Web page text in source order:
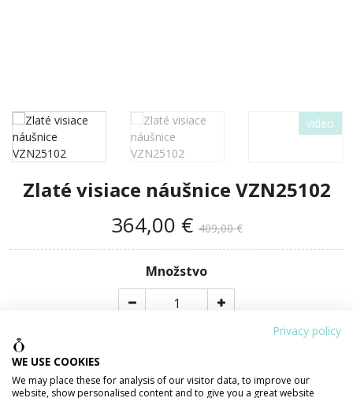
video
Zlaté visiace náušnice VZN25102
364,00 €409,00 €
Množstvo
Privacy policy
WE USE COOKIES
We may place these for analysis of our visitor data, to improve our
website, show personalised content and to give you a great website